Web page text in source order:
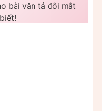
bài văn tả đôi mắt